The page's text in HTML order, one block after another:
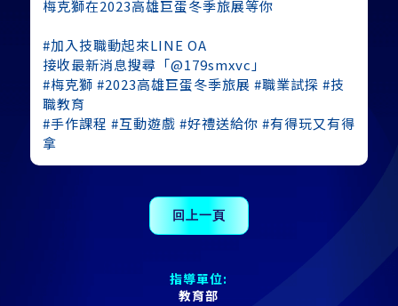
梅克獅在2023高雄巨蛋冬季旅展等你
#加入技職動起來LINE OA
接收最新消息搜尋「@179smxvc」
#梅克獅 #2023高雄巨蛋冬季旅展 #職業試探 #技
職教育
#手作課程 #互動遊戲 #好禮送給你 #有得玩又有得
拿
指導單位:
教育部